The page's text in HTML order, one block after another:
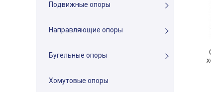
Подвижные опоры
Направляющие опоры
Бугельные опоры
Хомутовые опоры